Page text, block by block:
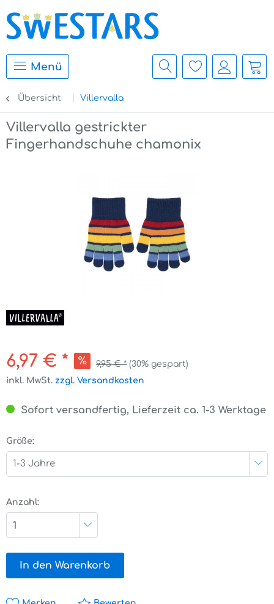
Menü
Übersicht Villervalla
Villervalla gestrickter
Fingerhandschuhe chamonix
6,97 € * 9,95 € * (30% gespart)
inkl. MwSt. zzgl. Versandkosten
Sofort versandfertig, Lieferzeit ca. 1-3 Werktage
Größe:
1-3 Jahre
Anzahl:
1
In den Warenkorb